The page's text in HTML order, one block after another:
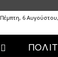
Πέμπτη, 6